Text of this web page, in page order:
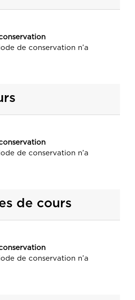
de conservation n’a
de conservation n’a
de cours
de conservation n’a